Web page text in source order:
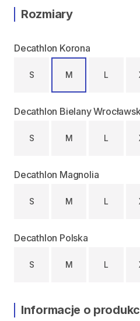
Rozmiary
Decathlon Korona
S M L
Decathlon Bielany
S M L
Decathlon Magnolia
S M L
Decathlon Polska
S M L
Informacje o